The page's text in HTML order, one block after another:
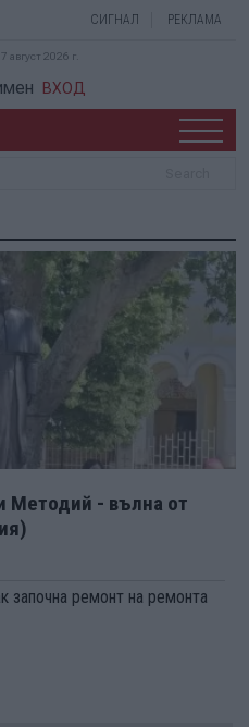
СИГНАЛ РЕКЛАМА
август 2026 г.
ВХОД
Методий - вълна от
започна ремонт на ремонта